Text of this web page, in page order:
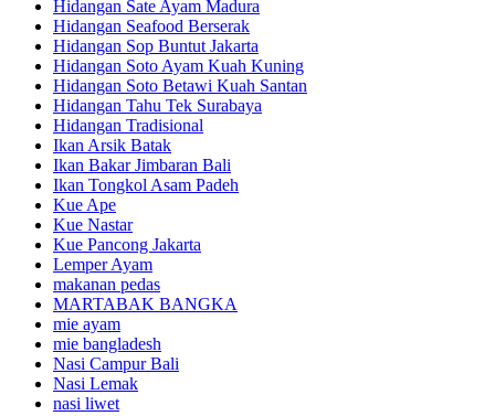
Hidangan Sate Ayam Madura
Hidangan Seafood Berserak
Hidangan Sop Buntut Jakarta
Hidangan Soto Ayam Kuah Kuning
Hidangan Soto Betawi Kuah Santan
Hidangan Tahu Tek Surabaya
Hidangan Tradisional
Ikan Arsik Batak
Ikan Bakar Jimbaran Bali
Ikan Tongkol Asam Padeh
Kue Ape
Kue Nastar
Kue Pancong Jakarta
Lemper Ayam
makanan pedas
MARTABAK BANGKA
mie ayam
mie bangladesh
Nasi Campur Bali
Nasi Lemak
nasi liwet